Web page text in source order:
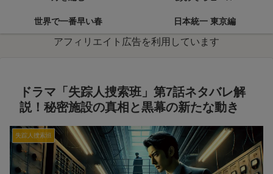
世界で一番早い春 日本統一 東京編
アフィリエイト広告を利用しています
ドラマ「失踪人捜索班」第7話ネタバレ解
説！秘密施設の真相と黒幕の新たな動き
失踪人捜索班